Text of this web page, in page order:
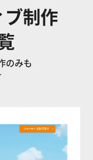
制作
のみも